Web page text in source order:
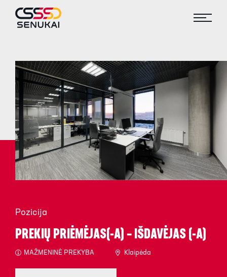
Pozicija
PREKIŲ PRIĖMĖJAS(-A) – IŠDAVĖJAS (-A)
MAŽMENINĖ PREKYBA Klaipėda